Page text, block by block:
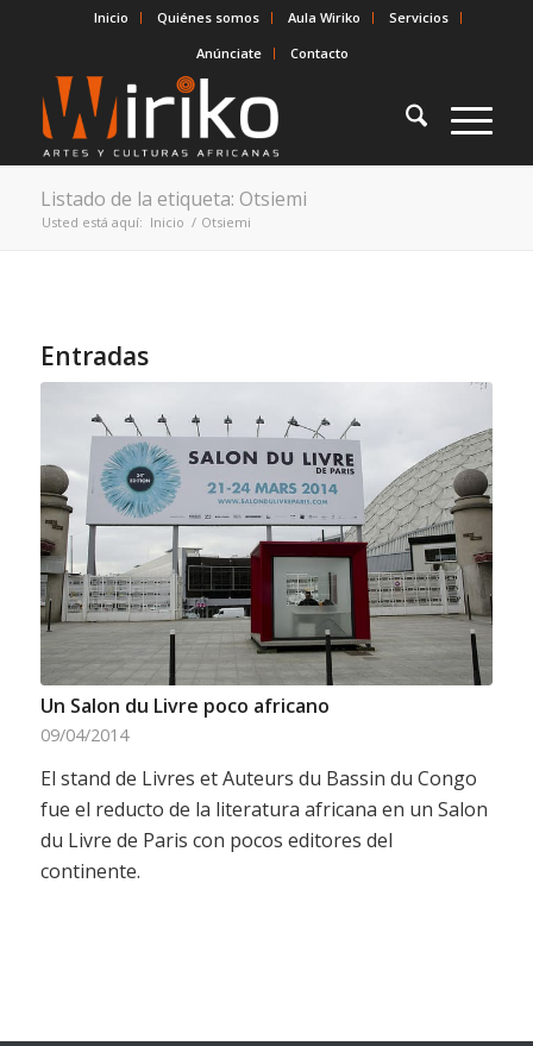
Inicio Quiénes somos Aula Wiriko
Servicios
Anúnciate
Contacto
Listado de la etiqueta: Otsiemi
Usted está aquí: Inicio / Otsiemi
Entradas
Un Salon du Livre poco africano
09/04/2014
El stand de Livres et Auteurs du Bassin du Congo
fue el reducto de la literatura africana en un Salon
du Livre de Paris con pocos editores del
continente.